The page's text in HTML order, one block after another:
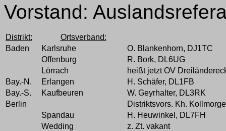
Vorstand:
Distrikt:
Ortsverband:
Baden
Karlsruhe
O. Blankenhorn, DJ1TC
Offenburg
R. Bork, DL6UG
Lörrach
heißt jetzt OV
Bay.-N.
Erlangen
H. Schäfer, DL1FB
Bay.-S.
Kaufbeuren
W. Geyrhalter, DL3RK
Berlin
Distriktsvors. Kh.
Spandau
H. Heuwinkel, DL7FH
Wedding
z. Zt. vakant